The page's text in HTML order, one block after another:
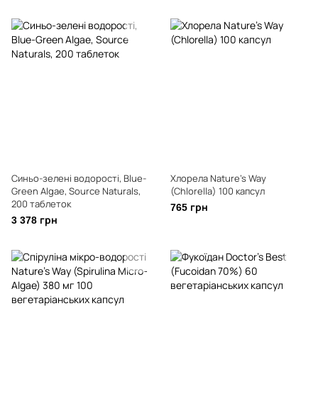
Синьо-зелені водорості, Blue-
Green Algae, Source Naturals,
200 таблеток
3 378 грн
Хлорела Nature's Way
(Chlorella) 100 капсул
765 грн